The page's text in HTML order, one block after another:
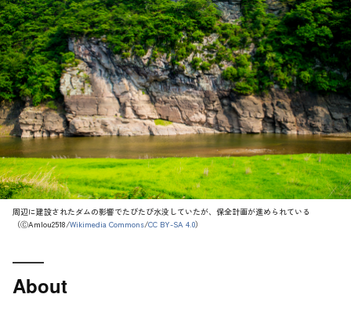
周辺に建設されたダムの影響でたびたび水没していたが、保全計画が進められている
（ⒸAmlou2518/Wikimedia Commons/CC BY-SA 4.0）
About